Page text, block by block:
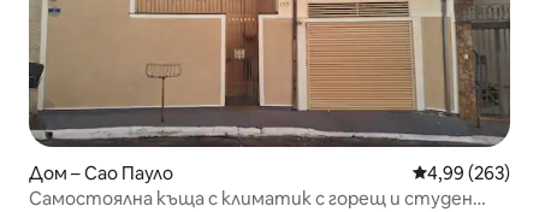
Дом – Сао Пауло Средна
4,99 (263)
Самостоялна къща с климатик с горещ и студен